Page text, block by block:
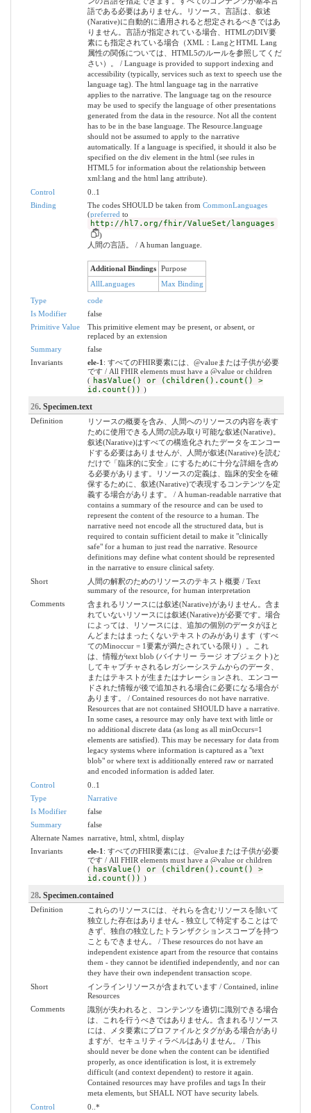
語である必要はありません。リソース。言語は、叙述
(Narative)に自動的に適用されると想定されるべきではあ
りません。言語が指定されている場合、HTMLのDIV要
素にも指定されている場合（XML：LangとHTML Lang
属性の関係については、HTML5のルールを参照してくだ
さい）。 / Language is provided to support indexing and
accessibility (typically, services such as text to speech use the
language tag). The html language tag in the narrative
applies to the narrative. The language tag on the resource
may be used to specify the language of other presentations
generated from the data in the resource. Not all the content
has to be in the base language. The Resource.language
should not be assumed to apply to the narrative
automatically. If a language is specified, it should it also be
specified on the div element in the html (see rules in
HTML5 for information about the relationship between
xml:lang and the html lang attribute).
Control
0..1
Binding
The codes SHOULD be taken from CommonLanguages
(preferred to
http://hl7.org/fhir/ValueSet/languages
)
人間の言語。 / A human language.
Additional Bindings
Purpose
AllLanguages
Max Binding
Type
code
Is Modifier
false
Primitive Value
This primitive element may be present, or absent, or
replaced by an extension
Summary
false
Invariants
ele-1 : すべてのFHIR要素には、@valueまたは子供が必要
です / All FHIR elements must have a @value or children
( hasValue() or (children().count() >
id.count()) )
26. Specimen.text
Definition
リソースの概要を含み、人間へのリソースの内容を表す
ために使用できる人間の読み取り可能な叙述(Narative)。
叙述(Narative)はすべての構造化されたデータをエンコー
ドする必要はありませんが、人間が叙述(Narative)を読む
だけで「臨床的に安全」にするために十分な詳細を含め
る必要があります。リソースの定義は、臨床的安全を確
保するために、叙述(Narative)で表現するコンテンツを定
義する場合があります。 / A human-readable narrative that
contains a summary of the resource and can be used to
represent the content of the resource to a human. The
narrative need not encode all the structured data, but is
required to contain sufficient detail to make it "clinically
safe" for a human to just read the narrative. Resource
definitions may define what content should be represented
in the narrative to ensure clinical safety.
Short
人間の解釈のためのリソースのテキスト概要 / Text
summary of the resource, for human interpretation
Comments
含まれるリソースには叙述(Narative)がありません。含ま
れていないリソースには叙述(Narative)が必要です。場合
によっては、リソースには、追加の個別のデータがほと
んどまたはまったくないテキストのみがあります（すべ
てのMinoccur = 1要素が満たされている限り）。これ
は、情報がtext blob (バイナリー ラージ オブジェクト)と
してキャプチャされるレガシーシステムからのデータ、
またはテキストが生またはナレーションされ、エンコー
ドされた情報が後で追加される場合に必要になる場合が
あります。 / Contained resources do not have narrative.
Resources that are not contained SHOULD have a narrative.
In some cases, a resource may only have text with little or
no additional discrete data (as long as all minOccurs=1
elements are satisfied). This may be necessary for data from
legacy systems where information is captured as a "text
blob" or where text is additionally entered raw or narrated
and encoded information is added later.
Control
0..1
Type
Narrative
Is Modifier
false
Summary
false
Alternate Names narrative, html, xhtml, display
Invariants
ele-1 : すべてのFHIR要素には、@valueまたは子供が必要
です / All FHIR elements must have a @value or children
( hasValue() or (children().count() >
id.count()) )
28. Specimen.contained
Definition
これらのリソースには、それらを含むリソースを除いて
独立した存在はありません - 独立して特定することはで
きず、独自の独立したトランザクションスコープを持つ
こともできません。 / These resources do not have an
independent existence apart from the resource that contains
them - they cannot be identified independently, and nor can
they have their own independent transaction scope.
Short
インラインリソースが含まれています / Contained, inline
Resources
Comments
識別が失われると、コンテンツを適切に識別できる場合
は、これを行うべきではありません。含まれるリソース
には、メタ要素にプロファイルとタグがある場合があり
ますが、セキュリティラベルはありません。 / This
should never be done when the content can be identified
properly, as once identification is lost, it is extremely
difficult (and context dependent) to restore it again.
Contained resources may have profiles and tags In their
meta elements, but SHALL NOT have security labels.
Control
0..*